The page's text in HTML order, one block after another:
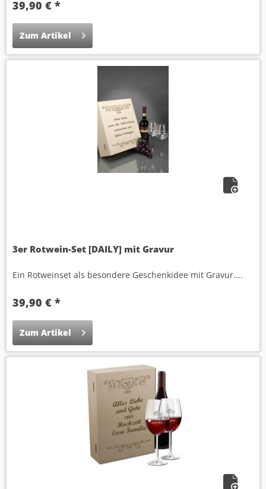
39,90 € *
Zum Artikel
3er Rotwein-Set [DAILY] mit Gravur
Ein Rotweinset als besondere Geschenkidee mit Gravur....
39,90 € *
Zum Artikel